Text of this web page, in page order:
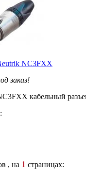
NC3FXX
заказ!
кабельный
, на 1 страницах: